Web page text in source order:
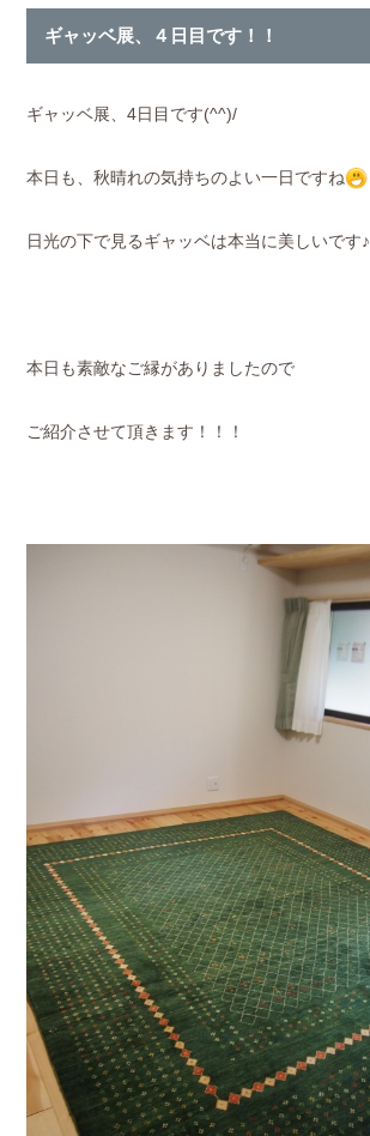
ギャッベ展、４日目です！！
ギャッベ展、4日目です(^^)/
本日も、秋晴れの気持ちのよい一日ですね
日光の下で見るギャッベは本当に美しいです♪
本日も素敵なご縁がありましたので
ご紹介させて頂きます！！！